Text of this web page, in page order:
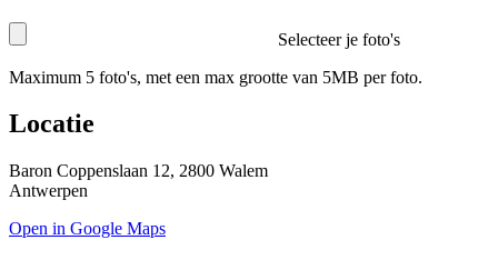
Selecteer je foto's
Maximum 5 foto's, met een max grootte van 5MB per foto.
Locatie
Baron Coppenslaan 12, 2800 Walem
Antwerpen
Open in Google Maps